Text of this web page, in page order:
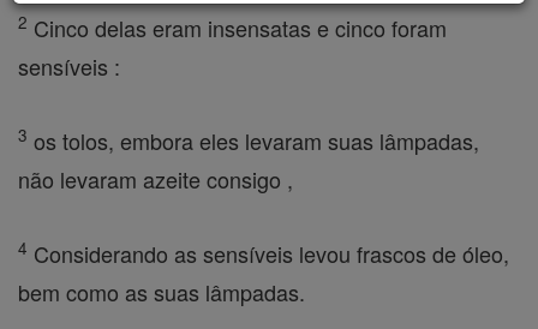
2 Cinco delas eram insensatas e cinco foram
sensíveis :
3 os tolos, embora eles levaram suas lâmpadas,
não levaram azeite consigo ,
4 Considerando as sensíveis levou frascos de óleo,
bem como as suas lâmpadas.